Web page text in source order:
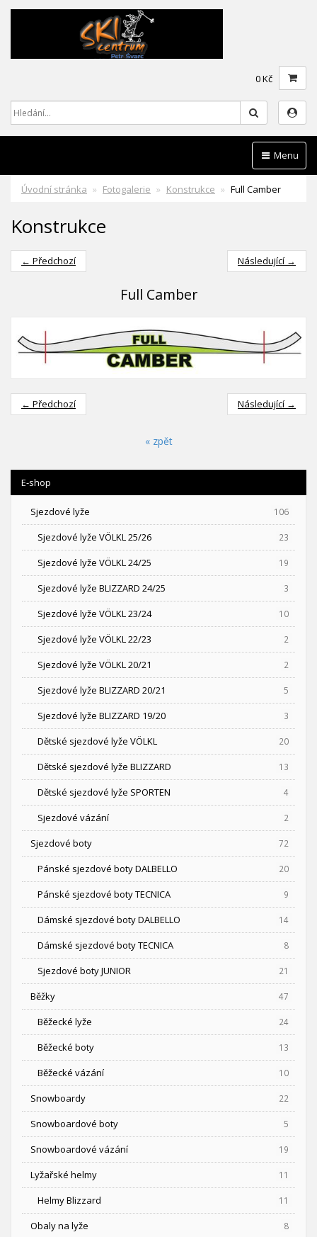
0 Kč
Menu
Úvodní stránka Fotogalerie Konstrukce Full Camber
Konstrukce
← Předchozí Následující →
Full Camber
← Předchozí Následující →
« zpět
E-shop
Sjezdové lyže 106
Sjezdové lyže VÖLKL 25/26 23
Sjezdové lyže VÖLKL 24/25 19
Sjezdové lyže BLIZZARD 24/25 3
Sjezdové lyže VÖLKL 23/24 10
Sjezdové lyže VÖLKL 22/23 2
Sjezdové lyže VÖLKL 20/21 2
Sjezdové lyže BLIZZARD 20/21 5
Sjezdové lyže BLIZZARD 19/20 3
Dětské sjezdové lyže VÖLKL 20
Dětské sjezdové lyže BLIZZARD 13
Dětské sjezdové lyže SPORTEN 4
Sjezdové vázání 2
Sjezdové boty 72
Pánské sjezdové boty DALBELLO 20
Pánské sjezdové boty TECNICA 9
Dámské sjezdové boty DALBELLO 14
Dámské sjezdové boty TECNICA 8
Sjezdové boty JUNIOR 21
Běžky 47
Běžecké lyže 24
Běžecké boty 13
Běžecké vázání 10
Snowboardy 22
Snowboardové boty 5
Snowboardové vázání 19
Lyžařské helmy 11
Helmy Blizzard 11
Obaly na lyže 8